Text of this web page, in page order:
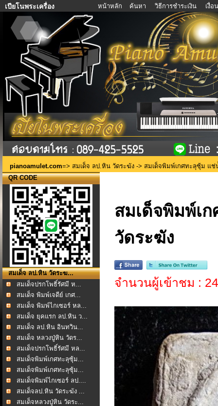
เปียโนพระเครื่อง หน้าหลัก ค้นหา วิธีการชำระเงิน เงื่
pianoamulet.com=> สมเด็จ ลป.หิน วัดระฆัง -> สมเด็จพิมพ์เกศทะลุซุ้ม แ
QR CODE
สมเด็จ ลป.หิน วัดระฆ...
สมเด็จปรกโพธิ์รัศมี ห...
สมเด็จ พิมพ์เจดีย์ เกศ...
สมเด็จ พิมพ์ไกเซอร์ หล...
สมเด็จ ยุคแรก ลป.หิน ว...
สมเด็จ ลป.หิน อินทวิน...
สมเด็จ หลวงปู่หิน วัดร...
สมเด็จปรกโพธิ์รัศมี หล...
สมเด็จพิมพ์เกศทะลุซุ้ม...
สมเด็จพิมพ์เกศทะลุซุ้ม...
สมเด็จพิมพ์ไกเซอร์ ลป....
สมเด็จลป.หิน วัดระฆัง ...
สมเด็จหลวงปู่หิน วัดระ...
สมเด็จพิมพ์เ
วัดระฆัง
จำนวนผู้เข้าชม :